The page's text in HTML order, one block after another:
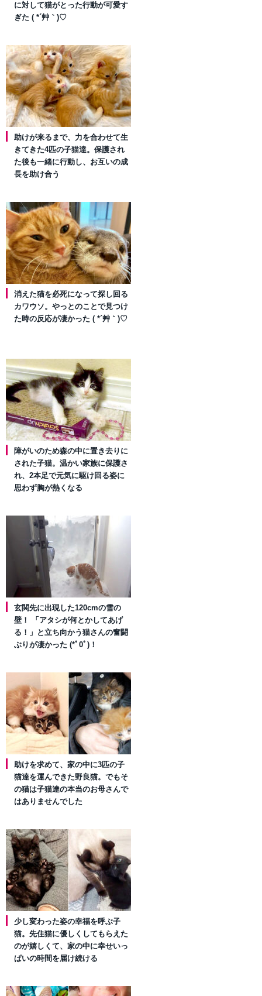
に対して猫がとった行動が可愛す
ぎた ( *´艸｀)♡
助けが来るまで、力を合わせて生
きてきた4匹の子猫達。保護され
た後も一緒に行動し、お互いの成
長を助け合う
消えた猫を必死になって探し回る
カワウソ。やっとのことで見つけ
た時の反応が凄かった ( *´艸｀)♡
障がいのため森の中に置き去りに
された子猫。温かい家族に保護さ
れ、2本足で元気に駆け回る姿に
思わず胸が熱くなる
玄関先に出現した120cmの雪の
壁！ 「アタシが何とかしてあげ
る！」と立ち向かう猫さんの奮闘
ぶりが凄かった (*ﾟ0ﾟ)！
助けを求めて、家の中に3匹の子
猫達を運んできた野良猫。でもそ
の猫は子猫達の本当のお母さんで
はありませんでした
少し変わった姿の幸福を呼ぶ子
猫。先住猫に優しくしてもらえた
のが嬉しくて、家の中に幸せいっ
ぱいの時間を届け続ける